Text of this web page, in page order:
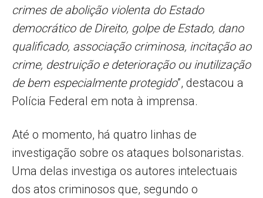
crimes de abolição violenta do Estado
democrático de Direito, golpe de Estado, dano
qualificado, associação criminosa, incitação ao
crime, destruição e deterioração ou inutilização
de bem especialmente protegido”, destacou a
Polícia Federal em nota à imprensa.
Até o momento, há quatro linhas de
investigação sobre os ataques bolsonaristas.
Uma delas investiga os autores intelectuais
dos atos criminosos que, segundo o